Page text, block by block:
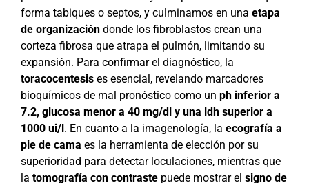
forma tabiques o septos, y culminamos en una etapa
de organizacióndonde los fibroblastos crean una
corteza fibrosa que atrapa el pulmón, limitando su
expansión. Para confirmar el diagnóstico, la
toracocentesises esencial, revelando marcadores
bioquímicos de mal pronóstico como un ph inferior a
7.2, glucosa menor a 40 mg/dl y una ldh superior a
1000 ui/l. En cuanto a la imagenología, la ecografía a
pie de cama es la herramienta de elección por su
superioridad para detectar loculaciones, mientras que
la tomografía con contrastepuede mostrar el signo de